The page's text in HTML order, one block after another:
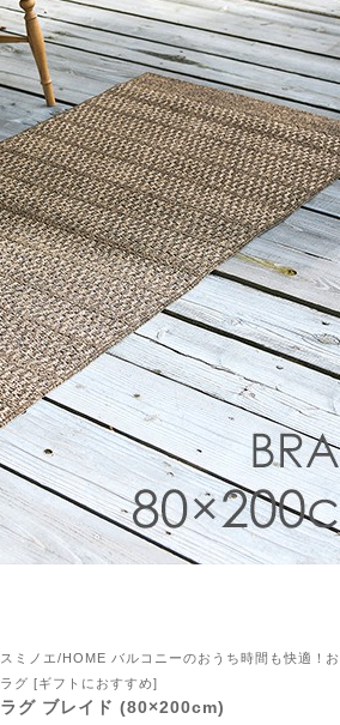
スミノエ/HOME バルコニーのおうち時間も快適！
ラグ [ギフトにおすすめ]
ラグ ブレイド (80×200cm)